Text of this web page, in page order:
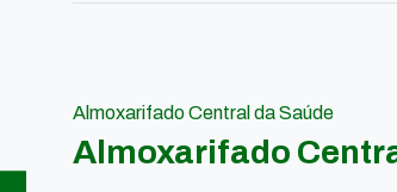
Almoxarifado Central da Saúde
Almoxarifado